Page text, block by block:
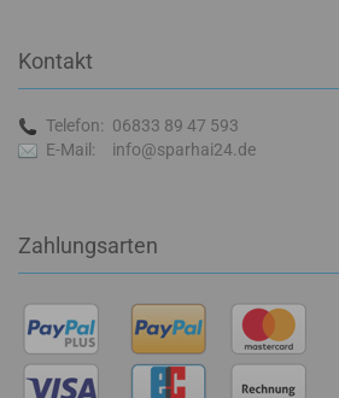
Kontakt
Telefon: 06833 89 47 593
E-Mail:
info@sparhai24.de
Zahlungsarten